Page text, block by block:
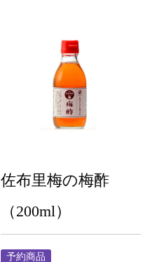
佐布里梅の梅酢
（200ml）
予約商品